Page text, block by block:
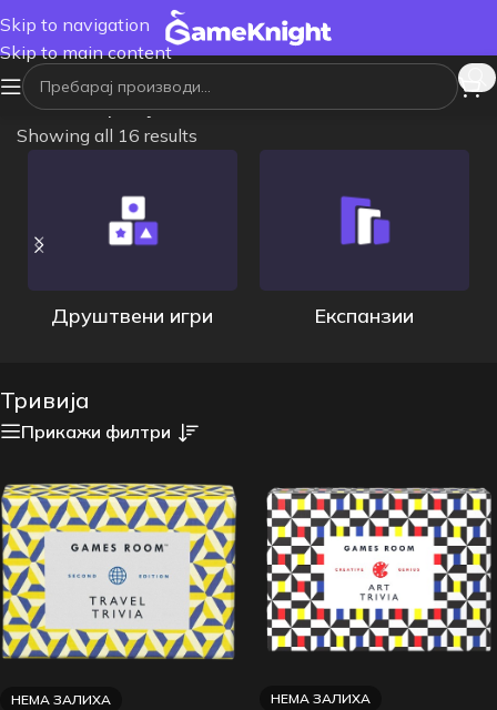
Skip to navigation
Skip to main content
Почетна/Тривија
Showing all 16 results
Друштвени игри Експанзии
Тривија
Прикажи филтри
НЕМА ЗАЛИХА НЕМА ЗАЛИХА